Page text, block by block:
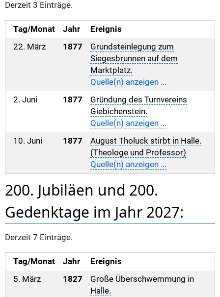
Derzeit 3 Einträge.
Tag/Monat Jahr
Ereignis
22. März
1877
Grundsteinlegung zum
Siegesbrunnen auf dem
Marktplatz.
Quelle(n) anzeigen ...
2. Juni
1877
Gründung des Turnvereins
Giebichenstein.
Quelle(n) anzeigen ...
10. Juni
1877
August Tholuck stirbt in Halle.
(Theologe und Professor)
Quelle(n) anzeigen ...
200. Jubiläen und 200.
Gedenktage im Jahr 2027:
Derzeit 7 Einträge.
Tag/Monat Jahr
Ereignis
5. März
1827
Große Überschwemmung in
Halle.